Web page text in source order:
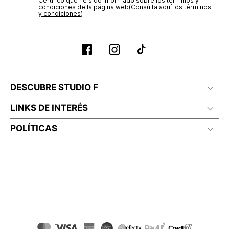
condiciones de la página web‎(Consúlta aquí los términos
y condiciones)
DESCUBRE STUDIO F
LINKS DE INTERÉS
POLÍTICAS